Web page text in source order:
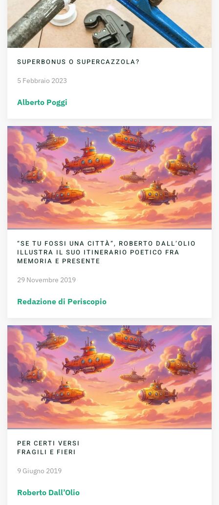
SUPERBONUS O SUPERCAZZOLA?
5 Febbraio 2023
Alberto Poggi
“SE TU FOSSI UNA CITTÀ”, ROBERTO DALL’OLIO
ILLUSTRA IL SUO ITINERARIO POETICO FRA
MEMORIA E PRESENTE
29 Novembre 2019
Redazione di Periscopio
PER CERTI VERSI
FRAGILI E FIERI
9 Giugno 2019
Roberto Dall’Olio